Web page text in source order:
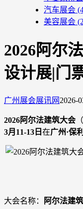
汽车展会
美容展会
2026阿尔
设计展|门
广州展会展讯网 2026-
2026阿尔法建筑大会
3月11-13日 在广州·保
大会名称： 阿尔法建